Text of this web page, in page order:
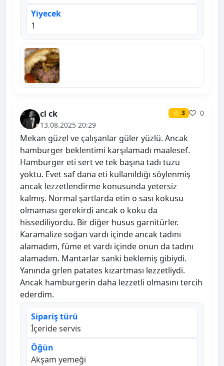
Yiyecek
1
cl ck ⭐ 3
0
13.08.2025 20:29
Mekan güzel ve çalışanlar güler yüzlü. Ancak
hamburger beklentimi karşılamadı maalesef.
Hamburger eti sert ve tek başına tadı tuzu
yoktu. Evet saf dana eti kullanıldığı söylenmiş
ancak lezzetlendirme konusunda yetersiz
kalmış. Normal şartlarda etin o sası kokusu
olmaması gerekirdi ancak o koku da
hissediliyordu. Bir diğer husus garnitürler.
Karamalize soğan vardı içinde ancak tadını
alamadım, füme et vardı içinde onun da tadını
alamadım. Mantarlar sanki beklemiş gibiydi.
Yanında grlen patates kızartması lezzetliydi.
Ancak hamburgerin daha lezzetli olmasını tercih
ederdim.
Sipariş türü
İçeride servis
Öğün
Akşam yemeği